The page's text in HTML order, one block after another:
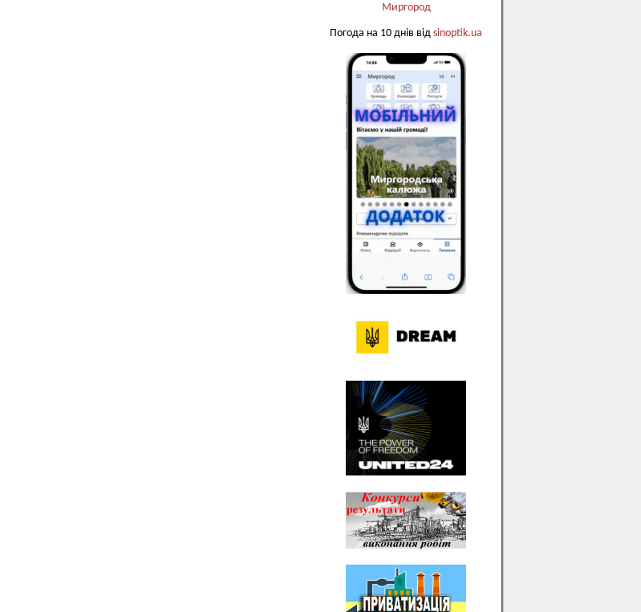
Миргород
Погода на 10 днів від sinoptik.ua